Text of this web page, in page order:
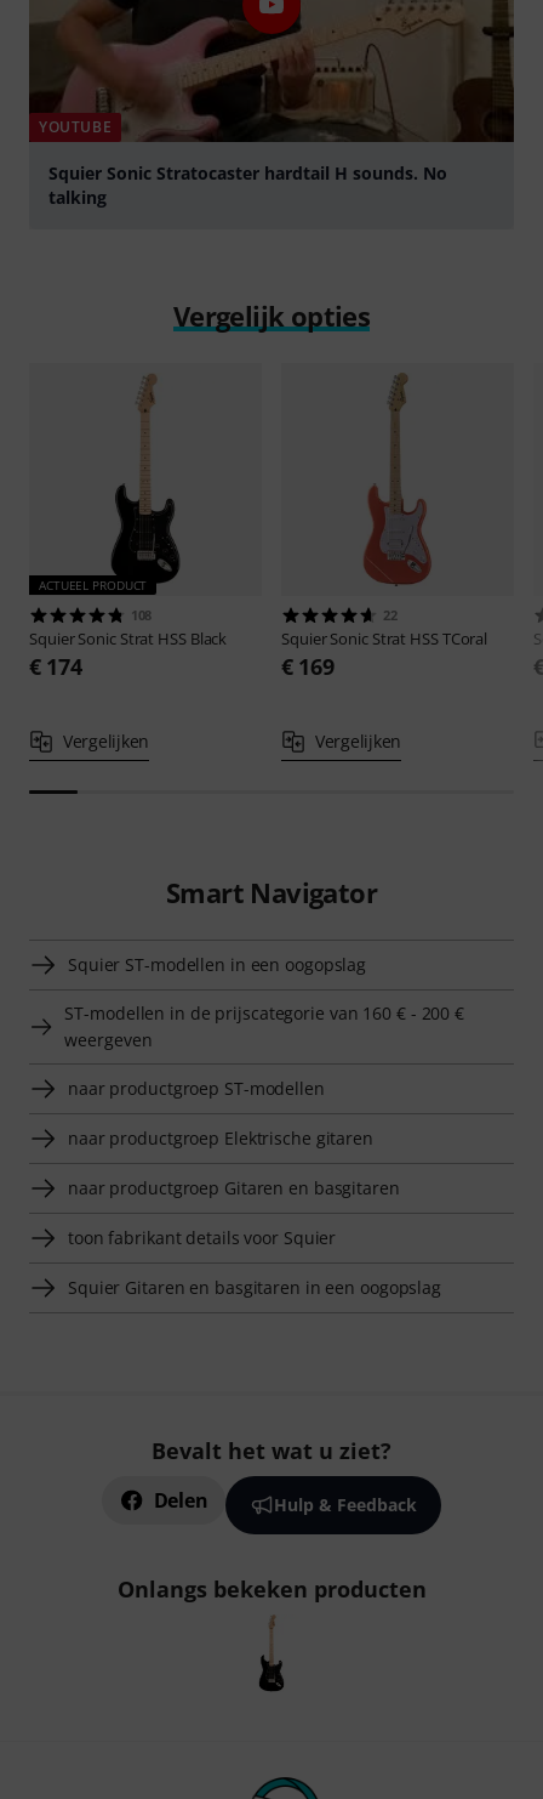
YOUTUBE
Squier Sonic Stratocaster hardtail H sounds. No
talking
Vergelijk opties
ACTUEEL PRODUCT
108
SquierSonic Strat HSS Black
€ 174
Vergelijken
22
SquierSonic Strat HSS TCoral
€ 169
Vergelijken
Smart Navigator
Squier ST-modellen in een oogopslag
ST-modellen in de prijscategorie van 160 € - 200 €
weergeven
naar productgroep ST-modellen
naar productgroep Elektrische gitaren
naar productgroep Gitaren en basgitaren
toon fabrikant details voor Squier
Squier Gitaren en basgitaren in een oogopslag
Bevalt het wat u ziet?
Delen Hulp & Feedback
Onlangs bekeken producten